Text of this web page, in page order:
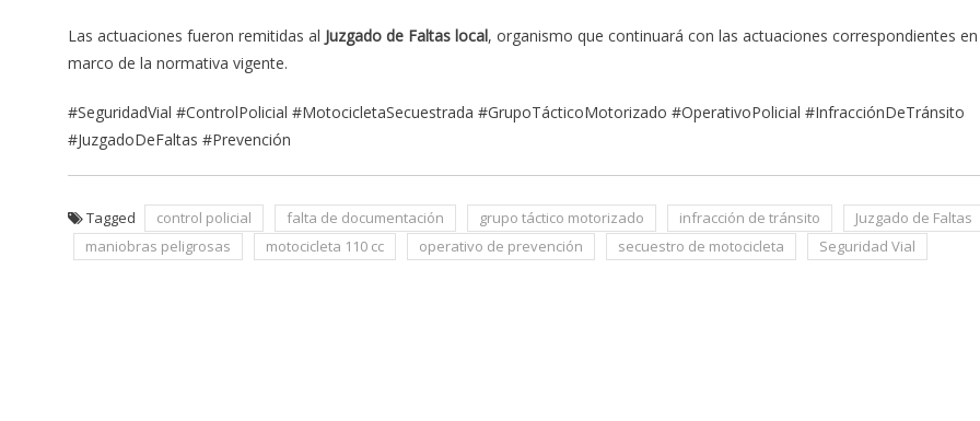
Las actuaciones fueron remitidas al Juzgado de Faltas local, organismo que continuará con las actuaciones correspondientes
marco de la normativa vigente.
#SeguridadVial #ControlPolicial #MotocicletaSecuestrada #GrupoTácticoMotorizado #OperativoPolicial #InfracciónDeTránsito
#JuzgadoDeFaltas #Prevención
Tagged control policial falta de documentación grupo táctico motorizado infracción de tránsito
Juzgado de Faltas
maniobras peligrosas
motocicleta 110 cc operativo de prevención secuestro de motocicleta Seguridad Vial